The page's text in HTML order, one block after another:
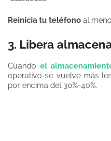
Reinicia tu teléfono al
3. Libera
Cuando el
operativo se vuelve más
por encima del 30%-40%.